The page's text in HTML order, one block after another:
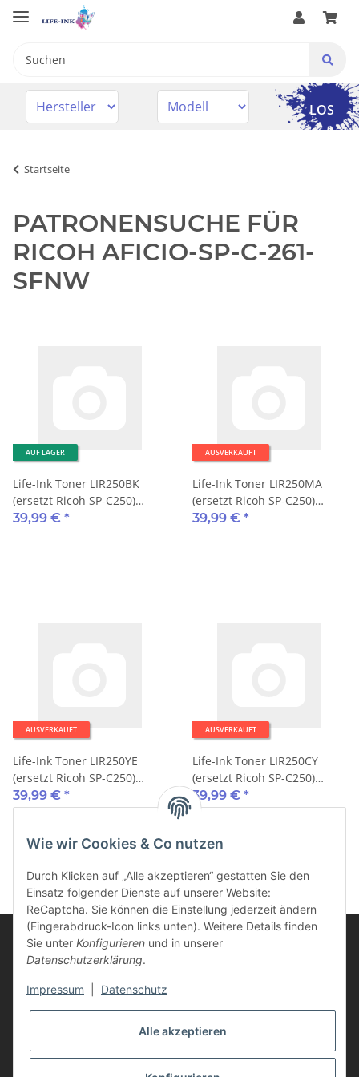
LOS
Startseite
PATRONENSUCHE FÜR
RICOH AFICIO-SP-C-261-
SFNW
AUF LAGER
Life-Ink Toner LIR250BK
(ersetzt Ricoh SP-C250)
2.000 Seiten schwarz
39,99 € *
AUSVERKAUFT
Life-Ink Toner LIR250MA
(ersetzt Ricoh SP-C250)
1.600 Seiten magenta
39,99 € *
AUSVERKAUFT
Life-Ink Toner LIR250YE
(ersetzt Ricoh SP-C250)
1.600 Seiten gelb
39,99 € *
AUSVERKAUFT
Life-Ink Toner LIR250CY
(ersetzt Ricoh SP-C250)
1.600 Seiten cyan
39,99 € *
Kunden Service
Wie wir Cookies & Co nutzen
Durch Klicken auf „Alle akzeptieren“ gestatten Sie den
Einsatz folgender Dienste auf unserer Website:
ReCaptcha. Sie können die Einstellung jederzeit ändern
(Fingerabdruck-Icon links unten). Weitere Details finden
Sie unter Konfigurieren und in unserer
Datenschutzerklärung.
Impressum Datenschutz
Alle akzeptieren